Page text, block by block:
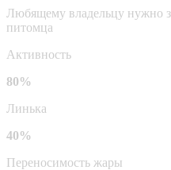
Любящему владельцу нужно
питомца
Активность
80%
Линька
40%
Переносимость жары